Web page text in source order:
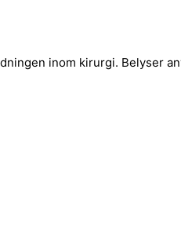
inom kirurgi. Belyser